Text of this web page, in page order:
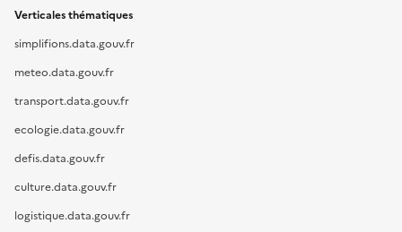
Verticales thématiques
simplifions.data.gouv.fr
meteo.data.gouv.fr
transport.data.gouv.fr
ecologie.data.gouv.fr
defis.data.gouv.fr
culture.data.gouv.fr
logistique.data.gouv.fr